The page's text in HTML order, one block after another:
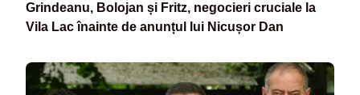
Grindeanu, Bolojan și Fritz, negocieri cruciale la
Vila Lac înainte de anunțul lui Nicușor Dan